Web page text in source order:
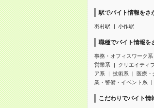
駅でバイト情報をさ
羽村駅 小作駅
職種でバイト情報を
事務・オフィスワーク系
営業系
クリエイティ
ア系
技術系 医療・
業・警備・イベント系
こだわりでバイト情